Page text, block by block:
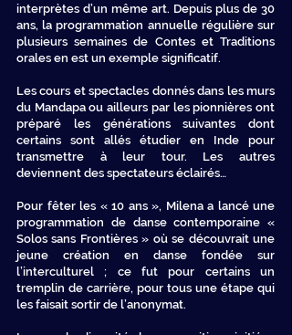
interprètes d’un même art. Depuis plus de 30
ans, la programmation annuelle régulière sur
plusieurs semaines de Contes et Traditions
orales en est un exemple significatif.
Les cours et spectacles donnés dans les murs
du Mandapa ou ailleurs par les pionnières ont
préparé les générations suivantes dont
certains sont allés étudier en Inde pour
transmettre à leur tour. Les autres
deviennent des spectateurs éclairés…
Pour fêter les « 10 ans », Milena a lancé une
programmation de danse contemporaine «
Solos sans Frontières » où se découvrait une
jeune création en danse fondée sur
l’interculturel ; ce fut pour certains un
tremplin de carrière, pour tous une étape qui
les faisait sortir de l’anonymat.